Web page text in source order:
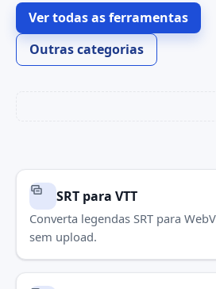
Ver todas as ferramentas
Outras categorias
SRT para VTT
Converta legendas SRT para
sem upload.